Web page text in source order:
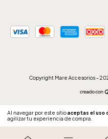
Al navegar por este sitioaceptas el uso
agilizar tu experiencia de compra.
Copyright Mare Accesorios -